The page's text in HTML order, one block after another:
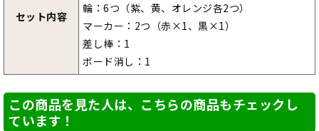
セット内容
輪：6つ（紫、黄、オレンジ各2つ）
マーカー：2つ（赤×1、黒×1）
差し棒：1
ボード消し：1
この商品を見た人は、こちらの商品もチェックし
ています！